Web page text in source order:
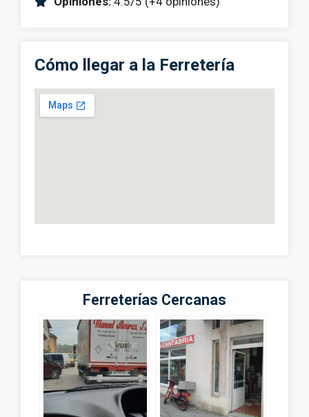
Cómo llegar a la Ferretería
Ferreterías Cercanas